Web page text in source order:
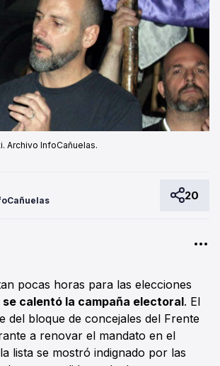
Archivo InfoCañuelas.
20
pocas horas para las elecciones
se calentó la campaña electoral. El
del bloque de concejales del Frente
a renovar el mandato en el
lista se mostró indignado por las